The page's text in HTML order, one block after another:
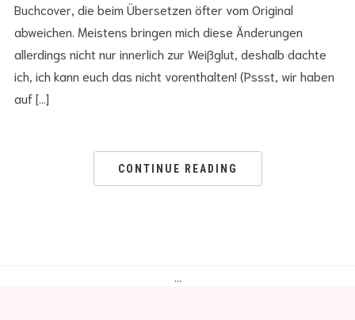
Buchcover, die beim Übersetzen öfter vom Original
abweichen. Meistens bringen mich diese Änderungen
allerdings nicht nur innerlich zur Weißglut, deshalb dachte
ich, ich kann euch das nicht vorenthalten! (Pssst, wir haben
auf […]
CONTINUE READING